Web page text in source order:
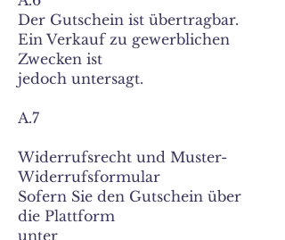
Der Gutschein ist übertragbar.
Ein Verkauf zu gewerblichen
Zwecken ist
jedoch untersagt.
A.7
Widerrufsrecht und Muster-
Widerrufsformular
Sofern Sie den Gutschein über
die Plattform
unter